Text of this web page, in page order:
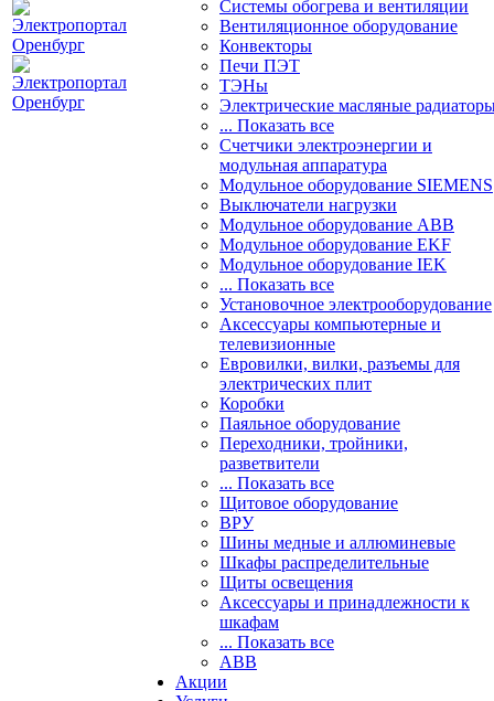
Системы обогрева и вентиляции
Вентиляционное оборудование
Конвекторы
Печи ПЭТ
ТЭНы
Электрические масляные
... Показать все
Счетчики электроэнергии и
модульная аппаратура
Модульное оборудование SIEMENS
Выключатели нагрузки
Модульное оборудование ABB
Модульное оборудование EKF
Модульное оборудование IEK
... Показать все
Установочное электрооборудование
Аксессуары компьютерные и
телевизионные
Евровилки, вилки, разъемы для
электрических плит
Коробки
Паяльное оборудование
Переходники, тройники,
разветвители
... Показать все
Щитовое оборудование
ВРУ
Шины медные и аллюминевые
Шкафы распределительные
Щиты освещения
Аксессуары и принадлежности к
шкафам
... Показать все
ABB
Акции